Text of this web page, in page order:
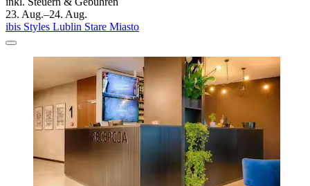
23. Aug.–24. Aug.
ibis Styles Lublin Stare Miasto